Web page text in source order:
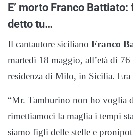
E’ morto Franco
detto tu…
Il cantautore siciliano Franco
martedì 18 maggio, all’età di 76
residenza di Milo, in Sicilia. Era
“Mr. Tamburino non ho voglia
rimettiamoci la maglia i tempi
siamo figli delle stelle e